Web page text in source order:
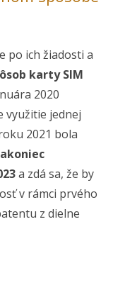
po ich žiadosti a
karty SIM
2020
využitie jednej
2021 bola
a zdá sa, že by
v rámci prvého
z dielne